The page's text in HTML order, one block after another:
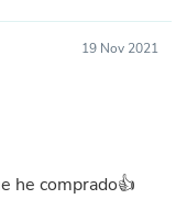
19 Nov 2021
he comprado👍